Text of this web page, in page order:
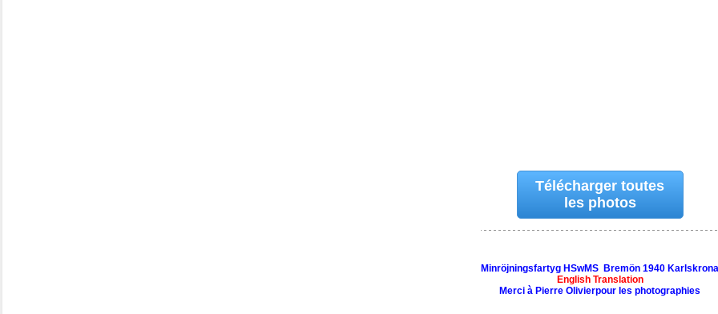
Télécharger toutes
les photos
Minröjningsfartyg HSwMS Bremön 1940 Karlskrona
English Translation
Merci à Pierre Olivierpour les photographies